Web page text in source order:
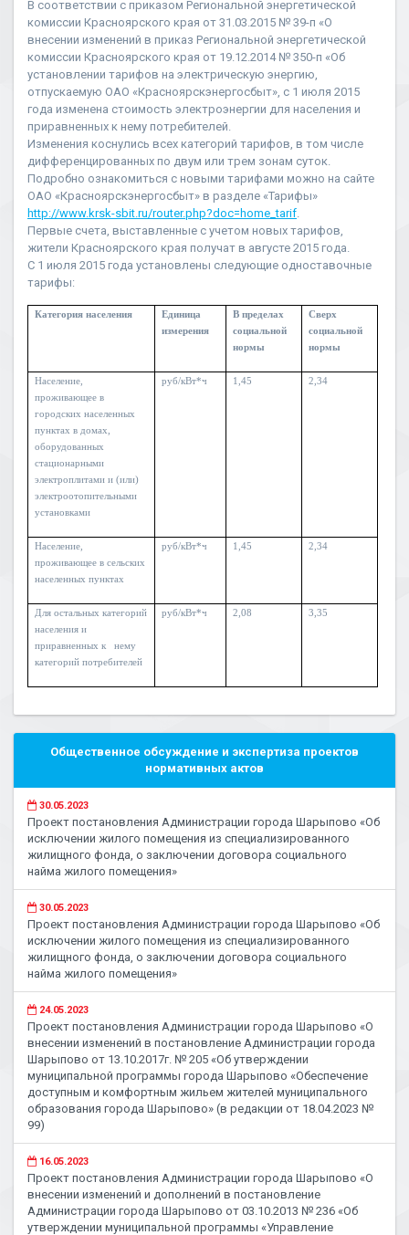
В соответствии с приказом Региональной энергетической
комиссии Красноярского края от 31.03.2015 № 39-п «О
внесении изменений в приказ Региональной энергетической
комиссии Красноярского края от 19.12.2014 № 350-п «Об
установлении тарифов на электрическую энергию,
отпускаемую ОАО «Красноярскэнергосбыт», с 1 июля 2015
года изменена стоимость электроэнергии для населения и
приравненных к нему потребителей.
Изменения коснулись всех категорий тарифов, в том числе
дифференцированных по двум или трем зонам суток.
Подробно ознакомиться с новыми тарифами можно на сайте
ОАО «Красноярскэнергосбыт» в разделе «Тарифы»
http://www.krsk-sbit.ru/router.php?doc=home_tarif.
Первые счета, выставленные с учетом новых тарифов,
жители Красноярского края получат в августе 2015 года.
С 1 июля 2015 года установлены следующие одноставочные
тарифы:
Категория населения
Единица
измерения
В пределах
социальной
нормы
Сверх
социальной
нормы
Население,
проживающее в
городских населенных
пунктах в домах,
оборудованных
стационарными
электроплитами и (или)
электроотопительными
установками
руб/кВт*ч 1,45 2,34
Население,
проживающее в сельских
населенных пунктах
руб/кВт*ч 1,45 2,34
Для остальных категорий
населения и
приравненных к нему
категорий потребителей
руб/кВт*ч 2,08 3,35
Общественное обсуждение и экспертиза проектов
нормативных актов
30.05.2023
Проект постановления Администрации города Шарыпово «Об
исключении жилого помещения из специализированного
жилищного фонда, о заключении договора социального
найма жилого помещения»
30.05.2023
Проект постановления Администрации города Шарыпово «Об
исключении жилого помещения из специализированного
жилищного фонда, о заключении договора социального
найма жилого помещения»
24.05.2023
Проект постановления Администрации города Шарыпово «О
внесении изменений в постановление Администрации города
Шарыпово от 13.10.2017г. № 205 «Об утверждении
муниципальной программы города Шарыпово «Обеспечение
доступным и комфортным жильем жителей муниципального
образования города Шарыпово» (в редакции от 18.04.2023 №
99)
16.05.2023
Проект постановления Администрации города Шарыпово «О
внесении изменений и дополнений в постановление
Администрации города Шарыпово от 03.10.2013 № 236 «Об
утверждении муниципальной программы «Управление